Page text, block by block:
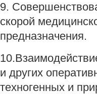
9.
скорой
предназначения.
и других
техногенных и